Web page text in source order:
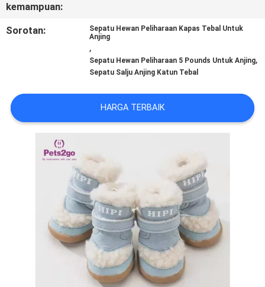
SITEMAP
kemampuan:
Sorotan:
Sepatu Hewan Peliharaan Kapas Tebal Untuk
Anjing
,
Sepatu Hewan Peliharaan 5 Pounds Untuk Anjing,
Sepatu Salju Anjing Katun Tebal
HARGA TERBAIK